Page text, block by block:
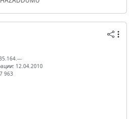
12.04.2010
963